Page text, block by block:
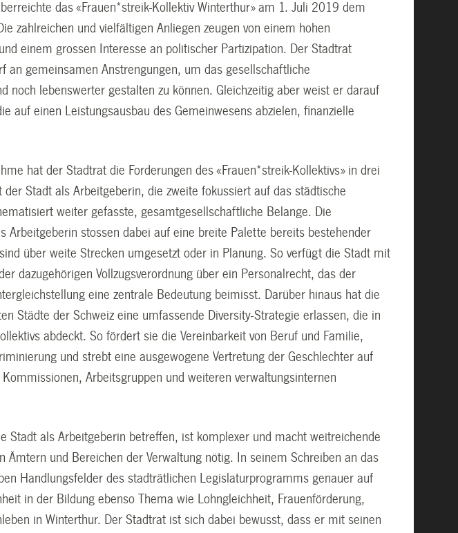
das «Frauen*streik-Kollektiv Winterthur» am 1. Juli 2019 dem
zahlreichen und vielfältigen Anliegen zeugen von einem hohen
einem grossen Interesse an politischer Partizipation. Der Stadtrat
an gemeinsamen Anstrengungen, um das gesellschaftliche
noch lebenswerter gestalten zu können. Gleichzeitig aber weist er darauf
auf einen Leistungsausbau des Gemeinwesens abzielen, finanzielle
hat der Stadtrat die Forderungen des «Frauen*streik-Kollektivs» in drei
Stadt als Arbeitgeberin, die zweite fokussiert auf das städtische
weiter gefasste, gesamtgesellschaftliche Belange. Die
Arbeitgeberin stossen dabei auf eine breite Palette bereits bestehender
über weite Strecken umgesetzt oder in Planung. So verfügt die Stadt mit
dazugehörigen Vollzugsverordnung über ein Personalrecht, das der
eine zentrale Bedeutung beimisst. Darüber hinaus hat die
Städte der Schweiz eine umfassende Diversity-Strategie erlassen, die in
abdeckt. So fördert sie die Vereinbarkeit von Beruf und Familie,
und strebt eine ausgewogene Vertretung der Geschlechter auf
Arbeitsgruppen und weiteren verwaltungsinternen
Stadt als Arbeitgeberin betreffen, ist komplexer und macht weitreichende
Ämtern und Bereichen der Verwaltung nötig. In seinem Schreiben an das
Handlungsfelder des stadträtlichen Legislaturprogramms genauer auf
in der Bildung ebenso Thema wie Lohngleichheit, Frauenförderung,
in Winterthur. Der Stadtrat ist sich dabei bewusst, dass er mit seinen